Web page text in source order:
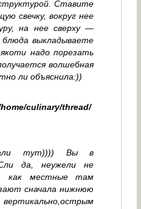
Ставите
свечку, вокруг нее
на нее сверху —
выкладываете
надо порезать
волшебная
ли объяснила:))
culinary/thread/
тут)))) Вы в
да, неужели не
как местные там
сначала нижнюю